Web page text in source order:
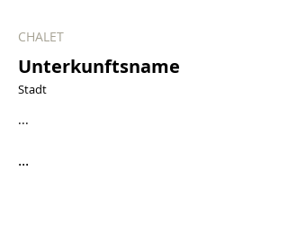
CHALET
Unterkunftsname
Stadt
...
...